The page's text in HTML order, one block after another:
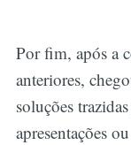
Por fim, após a
anteriores,
soluções
apresentações